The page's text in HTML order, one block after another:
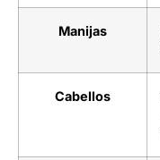
Manijas
Cabellos